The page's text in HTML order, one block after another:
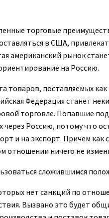
торговые
в США,
американский рынок
на Россию.
поставляемых как
Федерация станет
торговле. Попавшие под
Россию, потому что
и на экспорт. Причем
отношении ничего не
сложившимся
нет санкций по
Вызвано это будет